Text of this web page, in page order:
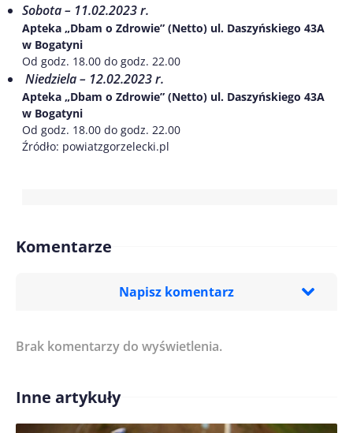
Sobota – 11.02.2023 r.
Apteka „Dbam o Zdrowie” (Netto) ul. Daszyńskiego 43A
w Bogatyni
Od godz. 18.00 do godz. 22.00
Niedziela – 12.02.2023 r.
Apteka „Dbam o Zdrowie” (Netto) ul. Daszyńskiego 43A
w Bogatyni
Od godz. 18.00 do godz. 22.00
Źródło: powiatzgorzelecki.pl
Komentarze
Napisz komentarz
Treść komentarza*
Imię/ Nick*
Brak komentarzy do wyświetlenia.
Inne artykuły